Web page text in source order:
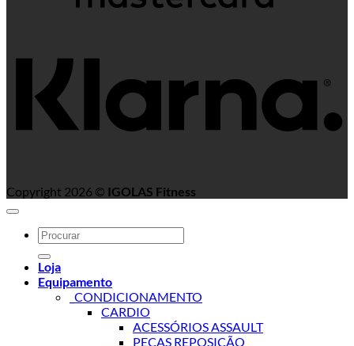
Copyright 2026 © IGOLAS Fitness
Search
for:
Loja
Equipamento
_CONDICIONAMENTO
CARDIO
ACESSÓRIOS ASSAULT
PEÇAS REPOSIÇÃO